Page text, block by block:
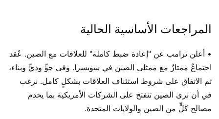
المراجعات الأساسية الحالية
• أعلن ترامب عن "إعادة ضبط كاملة" للعلاقات مع الصين. عُقد
اجتماعٌ ممتازٌ مع ممثلي الصين في سويسرا. وفي جوٍّ وديٍّ وبناء،
تم الاتفاق على شروط استئناف العلاقات بشكلٍ كامل. نرغب
في أن نرى الصين تنفتح على الشركات الأمريكية بما يخدم
مصالح كلٍّ من الصين والولايات المتحدة.